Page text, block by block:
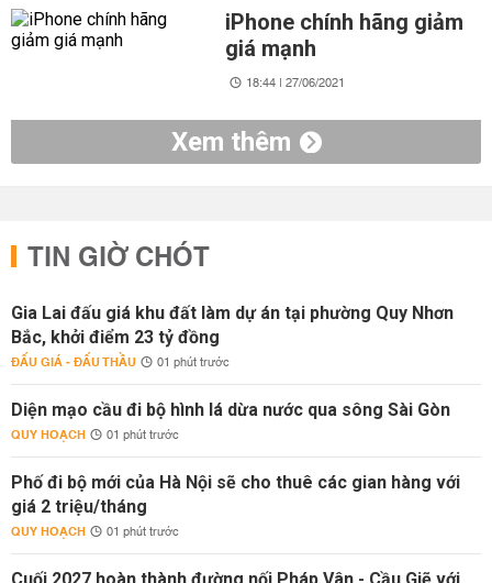
iPhone chính hãng giảm
giá mạnh
18:44 | 27/06/2021
Xem thêm
TIN GIỜ CHÓT
Gia Lai đấu giá khu đất làm dự án tại phường Quy Nhơn
Bắc, khởi điểm 23 tỷ đồng
ĐẤU GIÁ - ĐẤU THẦU 01 phút trước
Diện mạo cầu đi bộ hình lá dừa nước qua sông Sài Gòn
QUY HOẠCH 01 phút trước
Phố đi bộ mới của Hà Nội sẽ cho thuê các gian hàng với
giá 2 triệu/tháng
QUY HOẠCH 01 phút trước